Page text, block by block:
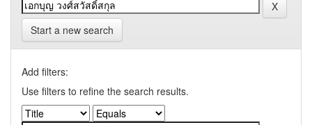
Start a new search
Add filters:
Use filters to refine the search results.